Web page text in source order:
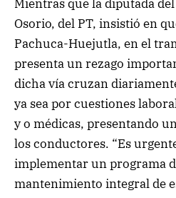
Mientras que la diputada
Osorio, del PT, insistió en
Pachuca-Huejutla, en el
presenta un rezago
dicha vía cruzan
ya sea por cuestiones
y o médicas, presentando
los conductores. “Es
implementar un programa
mantenimiento integral de